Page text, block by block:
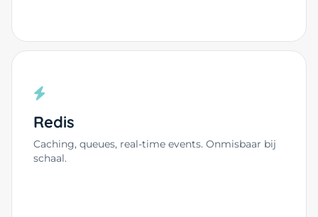
Redis
Caching, queues, real-time events. Onmisbaar bij
schaal.